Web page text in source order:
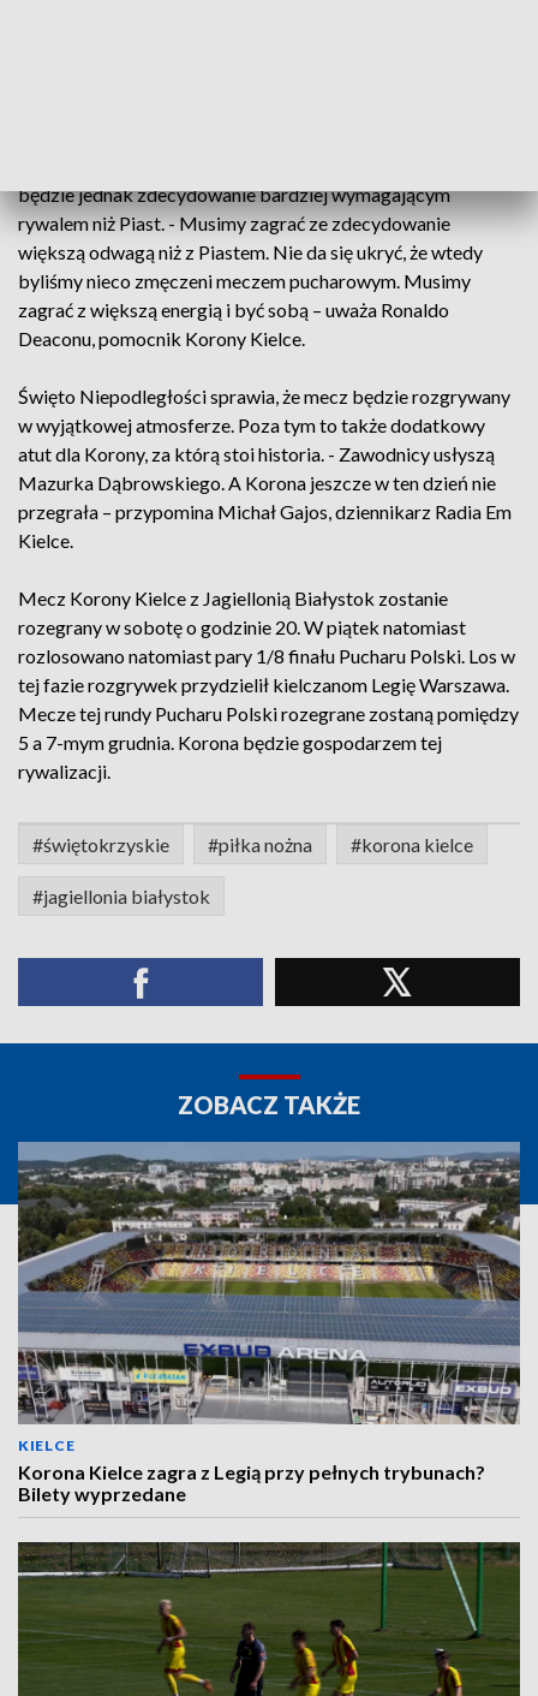
będzie jednak zdecydowanie bardziej wymagającym
rywalem niż Piast. - Musimy zagrać ze zdecydowanie
większą odwagą niż z Piastem. Nie da się ukryć, że wtedy
byliśmy nieco zmęczeni meczem pucharowym. Musimy
zagrać z większą energią i być sobą – uważa Ronaldo
Deaconu, pomocnik Korony Kielce.
Święto Niepodległości sprawia, że mecz będzie rozgrywany
w wyjątkowej atmosferze. Poza tym to także dodatkowy
atut dla Korony, za którą stoi historia. - Zawodnicy usłyszą
Mazurka Dąbrowskiego. A Korona jeszcze w ten dzień nie
przegrała – przypomina Michał Gajos, dziennikarz Radia Em
Kielce.
Mecz Korony Kielce z Jagiellonią Białystok zostanie
rozegrany w sobotę o godzinie 20. W piątek natomiast
rozlosowano natomiast pary 1/8 finału Pucharu Polski. Los w
tej fazie rozgrywek przydzielił kielczanom Legię Warszawa.
Mecze tej rundy Pucharu Polski rozegrane zostaną pomiędzy
5 a 7-mym grudnia. Korona będzie gospodarzem tej
rywalizacji.
#świętokrzyskie #piłka nożna #korona kielce
#jagiellonia białystok
ZOBACZ TAKŻE
KIELCE
Korona Kielce zagra z Legią przy pełnych trybunach?
Bilety wyprzedane